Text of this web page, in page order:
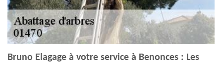
Bruno Elagage à votre service à Benonces : Les